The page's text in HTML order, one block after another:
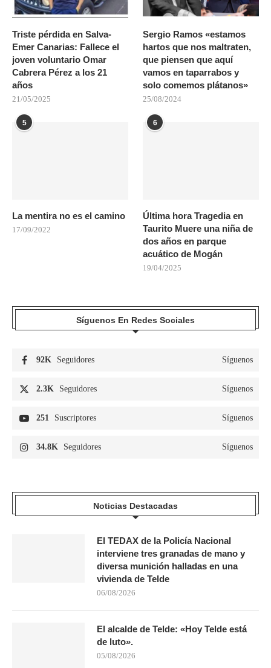
Triste pérdida en Salva-
Emer Canarias: Fallece el
joven voluntario Omar
Cabrera Pérez a los 21
años
21/05/2025
Sergio Ramos «estamos
hartos que nos maltraten,
que piensen que aquí
vamos en taparrabos y
solo comemos plátanos»
25/08/2024
5
La mentira no es el camino
17/09/2022
6
Última hora Tragedia en
Taurito Muere una niña de
dos años en parque
acuático de Mogán
19/04/2025
Síguenos En Redes Sociales
92K Seguidores Síguenos
2.3K Seguidores Síguenos
251 Suscriptores Síguenos
34.8K Seguidores Síguenos
Noticias Destacadas
El TEDAX de la Policía Nacional
interviene tres granadas de mano y
diversa munición halladas en una
vivienda de Telde
06/08/2026
El alcalde de Telde: «Hoy Telde está
de luto».
05/08/2026